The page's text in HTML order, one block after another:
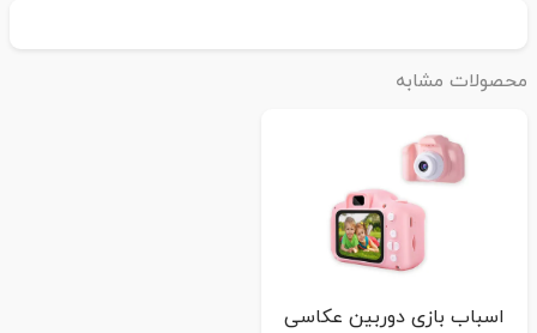
مشابه
اسباب بازی دوربین عکاسی